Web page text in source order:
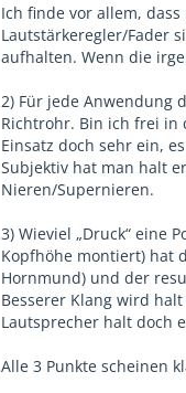
Ich finde vor allem,
Lautstärkeregler/Fader
aufhalten. Wenn die
2) Für jede Anwendung
Richtrohr. Bin ich frei in
Einsatz doch sehr ein,
Subjektiv hat man halt
Nieren/Supernieren.
3) Wieviel „Druck“ eine
Kopfhöhe montiert) hat
Hornmund) und der
Besserer Klang wird
Lautsprecher halt doch
Alle 3 Punkte scheinen